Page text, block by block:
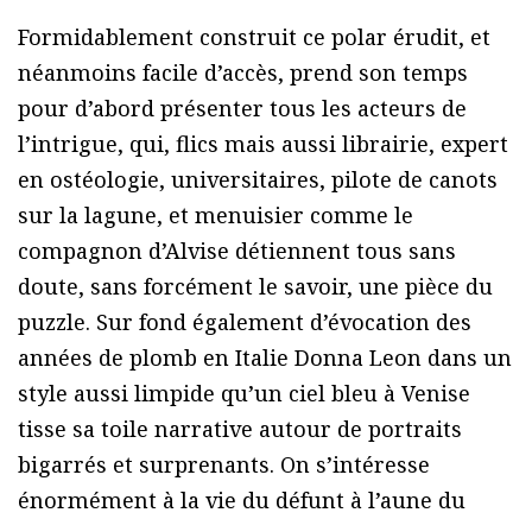
Formidablement construit ce polar érudit, et
néanmoins facile d’accès, prend son temps
pour d’abord présenter tous les acteurs de
l’intrigue, qui, flics mais aussi librairie, expert
en ostéologie, universitaires, pilote de canots
sur la lagune, et menuisier comme le
compagnon d’Alvise détiennent tous sans
doute, sans forcément le savoir, une pièce du
puzzle. Sur fond également d’évocation des
années de plomb en Italie Donna Leon dans un
style aussi limpide qu’un ciel bleu à Venise
tisse sa toile narrative autour de portraits
bigarrés et surprenants. On s’intéresse
énormément à la vie du défunt à l’aune du